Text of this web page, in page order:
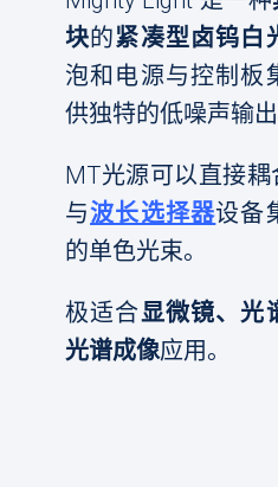
块的紧凑型卤钨白
泡和电源与控制板
供独特的低噪声输出
MT光源可以直接
与波长选择器设备
的单色光束。
极适合显微镜、光
光谱成像应用。